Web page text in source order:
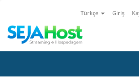
Türkçe Giriş